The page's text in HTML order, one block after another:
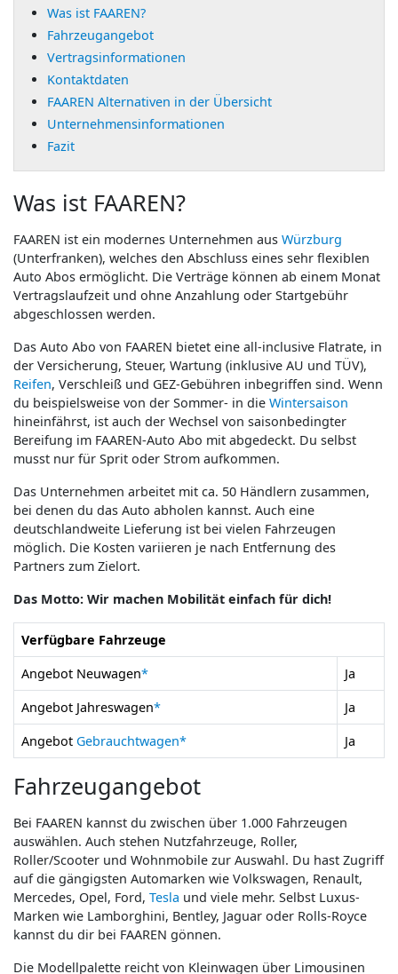
Was ist FAAREN?
Fahrzeugangebot
Vertragsinformationen
Kontaktdaten
FAAREN Alternativen in der Übersicht
Unternehmensinformationen
Fazit
Was ist FAAREN?
FAAREN ist ein modernes Unternehmen aus Würzburg
(Unterfranken), welches den Abschluss eines sehr flexiblen
Auto Abos ermöglicht. Die Verträge können ab einem Monat
Vertragslaufzeit und ohne Anzahlung oder Startgebühr
abgeschlossen werden.
Das Auto Abo von FAAREN bietet eine all-inclusive Flatrate, in
der Versicherung, Steuer, Wartung (inklusive AU und TÜV),
Reifen, Verschleiß und GEZ-Gebühren inbegriffen sind. Wenn
du beispielsweise von der Sommer- in die Wintersaison
hineinfährst, ist auch der Wechsel von saisonbedingter
Bereifung im FAAREN-Auto Abo mit abgedeckt. Du selbst
musst nur für Sprit oder Strom aufkommen.
Das Unternehmen arbeitet mit ca. 50 Händlern zusammen,
bei denen du das Auto abholen kannst. Auch eine
deutschlandweite Lieferung ist bei vielen Fahrzeugen
möglich. Die Kosten variieren je nach Entfernung des
Partners zum Zielort.
Das Motto: Wir machen Mobilität einfach für dich!
Verfügbare Fahrzeuge
Angebot Neuwagen*
Ja
Angebot Jahreswagen*
Ja
Angebot Gebrauchtwagen* Ja
Fahrzeugangebot
Bei FAAREN kannst du zwischen über 1.000 Fahrzeugen
auswählen. Auch stehen Nutzfahrzeuge, Roller,
Roller/Scooter und Wohnmobile zur Auswahl. Du hast Zugriff
auf die gängigsten Automarken wie Volkswagen, Renault,
Mercedes, Opel, Ford, Tesla und viele mehr. Selbst Luxus-
Marken wie Lamborghini, Bentley, Jaguar oder Rolls-Royce
kannst du dir bei FAAREN gönnen.
Die Modellpalette reicht von Kleinwagen über Limousinen